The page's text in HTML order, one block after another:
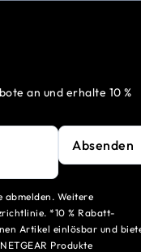
an und erhalte 10 %
Absenden
abmelden. Weitere
*10 % Rabatt-
Artikel einlösbar und
Produkte